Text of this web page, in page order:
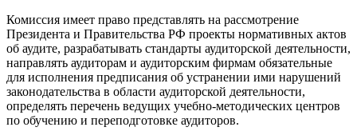
Комиссия имеет право представлять на рассмотрение
Президента и Правительства РФ проекты нормативных актов
об аудите, разрабатывать стандарты аудиторской деятельности,
направлять аудиторам и аудиторским фирмам обязательные
для исполнения предписания об устранении ими нарушений
законодательства в области аудиторской деятельности,
определять перечень ведущих учебно-методических центров
по обучению и переподготовке аудиторов.